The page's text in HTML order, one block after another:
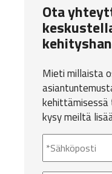
Ota
Mieti millaista
kehittämisessä
kysy meiltä